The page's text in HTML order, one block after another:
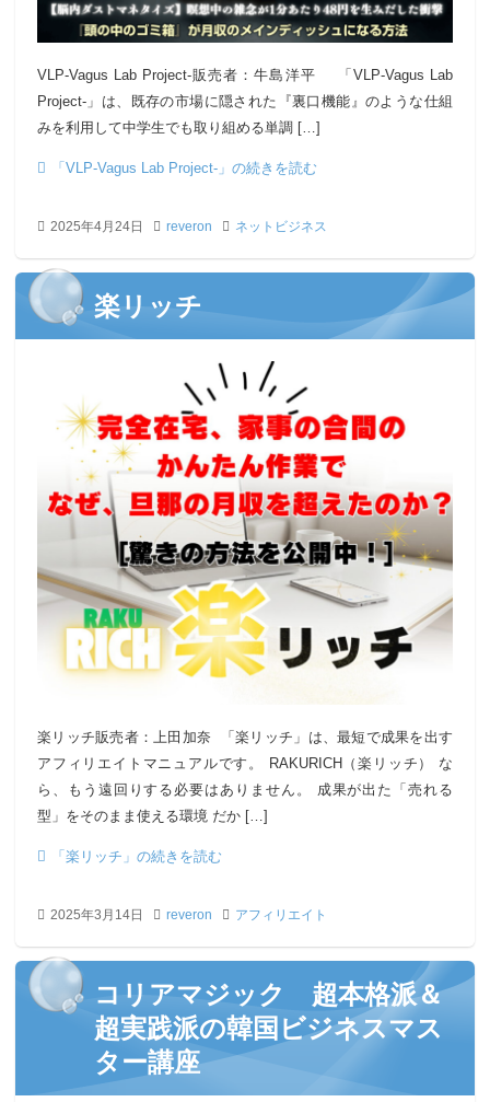
VLP-Vagus Lab Project-販売者：牛島洋平 「VLP-Vagus Lab
Project-」は、既存の市場に隠された『裏口機能』のような仕組
みを利用して中学生でも取り組める単調 […]
「VLP-Vagus Lab Project-」の続きを読む
2025年4月24日 reveron ネットビジネス
楽リッチ
楽リッチ販売者：上田加奈 「楽リッチ」は、最短で成果を出す
アフィリエイトマニュアルです。 RAKURICH（楽リッチ） な
ら、もう遠回りする必要はありません。 成果が出た「売れる
型」をそのまま使える環境 だか […]
「楽リッチ」の続きを読む
2025年3月14日 reveron アフィリエイト
コリアマジック 超本格派＆
超実践派の韓国ビジネスマス
ター講座